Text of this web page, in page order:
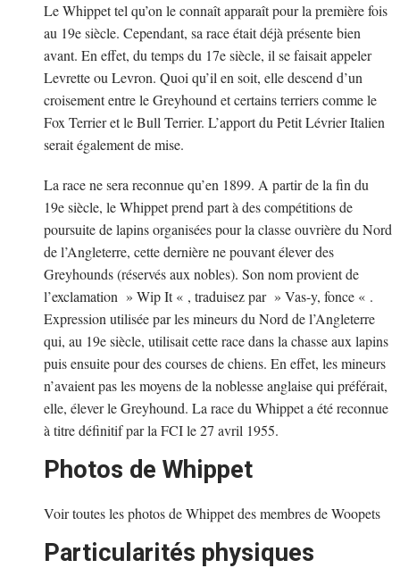
Le Whippet tel qu’on le connaît apparaît pour la première fois
au 19e siècle. Cependant, sa race était déjà présente bien
avant. En effet, du temps du 17e siècle, il se faisait appeler
Levrette ou Levron. Quoi qu’il en soit, elle descend d’un
croisement entre le Greyhound et certains terriers comme le
Fox Terrier et le Bull Terrier. L’apport du Petit Lévrier Italien
serait également de mise.
La race ne sera reconnue qu’en 1899. A partir de la fin du
19e siècle, le Whippet prend part à des compétitions de
poursuite de lapins organisées pour la classe ouvrière du Nord
de l’Angleterre, cette dernière ne pouvant élever des
Greyhounds (réservés aux nobles). Son nom provient de
l’exclamation » Wip It « , traduisez par » Vas-y, fonce « .
Expression utilisée par les mineurs du Nord de l’Angleterre
qui, au 19e siècle, utilisait cette race dans la chasse aux lapins
puis ensuite pour des courses de chiens. En effet, les mineurs
n’avaient pas les moyens de la noblesse anglaise qui préférait,
elle, élever le Greyhound. La race du Whippet a été reconnue
à titre définitif par la FCI le 27 avril 1955.
Photos de Whippet
Voir toutes les photos de Whippet des membres de Woopets
Particularités physiques